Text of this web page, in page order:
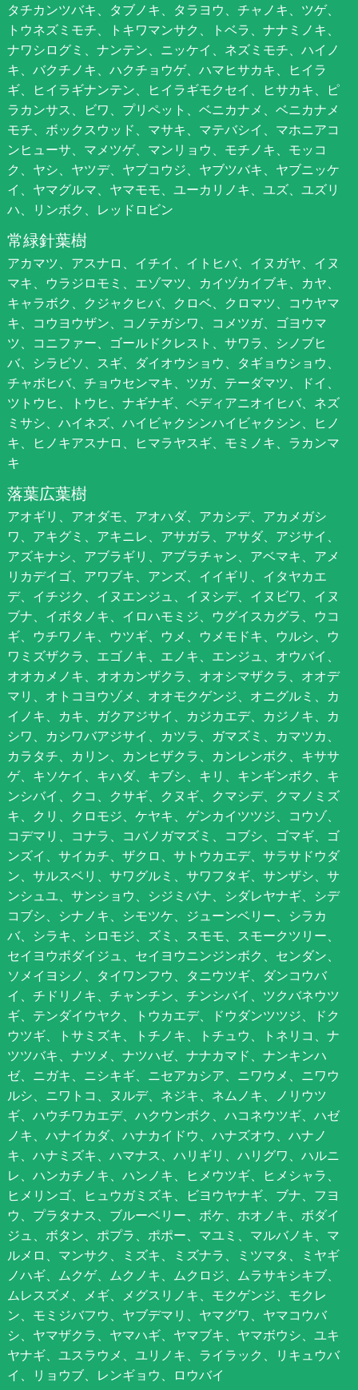
タチカンツバキ、タブノキ、タラヨウ、チャノキ、ツゲ、
トウネズミモチ、トキワマンサク、トベラ、ナナミノキ、
ナワシログミ、ナンテン、ニッケイ、ネズミモチ、ハイノ
キ、バクチノキ、ハクチョウゲ、ハマヒサカキ、ヒイラ
ギ、ヒイラギナンテン、ヒイラギモクセイ、ヒサカキ、ピ
ラカンサス、ビワ、プリペット、ベニカナメ、ベニカナメ
モチ、ボックスウッド、マサキ、マテバシイ、マホニアコ
ンヒューサ、マメツゲ、マンリョウ、モチノキ、モッコ
ク、ヤシ、ヤツデ、ヤブコウジ、ヤブツバキ、ヤブニッケ
イ、ヤマグルマ、ヤマモモ、ユーカリノキ、ユズ、ユズリ
ハ、リンボク、レッドロビン
常緑針葉樹
アカマツ、アスナロ、イチイ、イトヒバ、イヌガヤ、イヌ
マキ、ウラジロモミ、エゾマツ、カイヅカイブキ、カヤ、
キャラボク、クジャクヒバ、クロベ、クロマツ、コウヤマ
キ、コウヨウザン、コノテガシワ、コメツガ、ゴヨウマ
ツ、コニファー、ゴールドクレスト、サワラ、シノブヒ
バ、シラビソ、スギ、ダイオウショウ、タギョウショウ、
チャボヒバ、チョウセンマキ、ツガ、テーダマツ、ドイ、
ツトウヒ、トウヒ、ナギナギ、ペディアニオイヒバ、ネズ
ミサシ、ハイネズ、ハイビャクシンハイビャクシン、ヒノ
キ、ヒノキアスナロ、ヒマラヤスギ、モミノキ、ラカンマ
キ
落葉広葉樹
アオギリ、アオダモ、アオハダ、アカシデ、アカメガシ
ワ、アキグミ、アキニレ、アサガラ、アサダ、アジサイ、
アズキナシ、アブラギリ、アブラチャン、アベマキ、アメ
リカデイゴ、アワブキ、アンズ、イイギリ、イタヤカエ
デ、イチジク、イヌエンジュ、イヌシデ、イヌビワ、イヌ
ブナ、イボタノキ、イロハモミジ、ウグイスカグラ、ウコ
ギ、ウチワノキ、ウツギ、ウメ、ウメモドキ、ウルシ、ウ
ワミズザクラ、エゴノキ、エノキ、エンジュ、オウバイ、
オオカメノキ、オオカンザクラ、オオシマザクラ、オオデ
マリ、オトコヨウゾメ、オオモクゲンジ、オニグルミ、カ
イノキ、カキ、ガクアジサイ、カジカエデ、カジノキ、カ
シワ、カシワバアジサイ、カツラ、ガマズミ、カマツカ、
カラタチ、カリン、カンヒザクラ、カンレンボク、キササ
ゲ、キソケイ、キハダ、キブシ、キリ、キンギンボク、キ
ンシバイ、クコ、クサギ、クヌギ、クマシデ、クマノミズ
キ、クリ、クロモジ、ケヤキ、ゲンカイツツジ、コウゾ、
コデマリ、コナラ、コバノガマズミ、コブシ、ゴマギ、ゴ
ンズイ、サイカチ、ザクロ、サトウカエデ、サラサドウダ
ン、サルスベリ、サワグルミ、サワフタギ、サンザシ、サ
ンシュユ、サンショウ、シジミバナ、シダレヤナギ、シデ
コブシ、シナノキ、シモツケ、ジューンベリー、シラカ
バ、シラキ、シロモジ、ズミ、スモモ、スモークツリー、
セイヨウボダイジュ、セイヨウニンジンボク、センダン、
ソメイヨシノ、タイワンフウ、タニウツギ、ダンコウバ
イ、チドリノキ、チャンチン、チンシバイ、ツクバネウツ
ギ、テンダイウヤク、トウカエデ、ドウダンツツジ、ドク
ウツギ、トサミズキ、トチノキ、トチュウ、トネリコ、ナ
ツツバキ、ナツメ、ナツハゼ、ナナカマド、ナンキンハ
ゼ、ニガキ、ニシキギ、ニセアカシア、ニワウメ、ニワウ
ルシ、ニワトコ、ヌルデ、ネジキ、ネムノキ、ノリウツ
ギ、ハウチワカエデ、ハクウンボク、ハコネウツギ、ハゼ
ノキ、ハナイカダ、ハナカイドウ、ハナズオウ、ハナノ
キ、ハナミズキ、ハマナス、ハリギリ、ハリグワ、ハルニ
レ、ハンカチノキ、ハンノキ、ヒメウツギ、ヒメシャラ、
ヒメリンゴ、ヒュウガミズキ、ビヨウヤナギ、ブナ、フヨ
ウ、プラタナス、ブルーベリー、ボケ、ホオノキ、ボダイ
ジュ、ボタン、ポプラ、ポポー、マユミ、マルバノキ、マ
ルメロ、マンサク、ミズキ、ミズナラ、ミツマタ、ミヤギ
ノハギ、ムクゲ、ムクノキ、ムクロジ、ムラサキシキブ、
ムレスズメ、メギ、メグスリノキ、モクゲンジ、モクレ
ン、モミジバフウ、ヤブデマリ、ヤマグワ、ヤマコウバ
シ、ヤマザクラ、ヤマハギ、ヤマブキ、ヤマボウシ、ユキ
ヤナギ、ユスラウメ、ユリノキ、ライラック、リキュウバ
イ、リョウブ、レンギョウ、ロウバイ